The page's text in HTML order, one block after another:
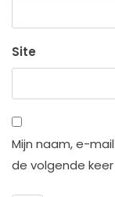
Site
Mijn naam, e-
de volgende